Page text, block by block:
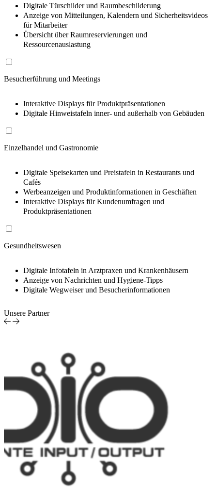
Digitale Türschilder und Raumbeschilderung
Anzeige von Mitteilungen, Kalendern und Sicherheitsvideos
für Mitarbeiter
Übersicht über Raumreservierungen und
Ressourcenauslastung
Besucherführung und Meetings
Interaktive Displays für Produktpräsentationen
Digitale Hinweistafeln inner- und außerhalb von Gebäuden
Einzelhandel und Gastronomie
Digitale Speisekarten und Preistafeln in Restaurants und
Cafés
Werbeanzeigen und Produktinformationen in Geschäften
Interaktive Displays für Kundenumfragen und
Produktpräsentationen
Gesundheitswesen
Digitale Infotafeln in Arztpraxen und Krankenhäusern
Anzeige von Nachrichten und Hygiene-Tipps
Digitale Wegweiser und Besucherinformationen
Unsere Partner